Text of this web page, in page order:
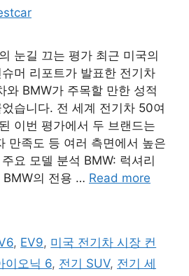
눈길 끄는 평가 최근 미국의
머 리포트가 발표한 전기차
와 BMW가 주목할 만한 성적
습니다. 전 세계 전기차 50여
이번 평가에서 두 브랜드는
만족도 등 여러 측면에서 높은
요 모델 분석 BMW: 럭셔리
BMW의 전용 … Read more
, EV9, 미국 전기차 시장 컨
이오닉 6, 전기 SUV, 전기 세